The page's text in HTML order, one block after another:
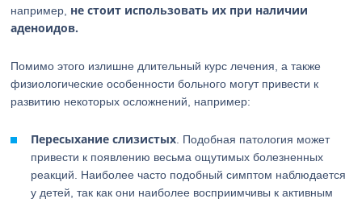
например, не стоит использовать их при наличии
аденоидов.
Помимо этого излишне длительный курс лечения, а также
физиологические особенности больного могут привести к
развитию некоторых осложнений, например:
Пересыхание слизистых . Подобная патология может
привести к появлению весьма ощутимых болезненных
реакций. Наиболее часто подобный симптом наблюдается
у детей, так как они наиболее восприимчивы к активным